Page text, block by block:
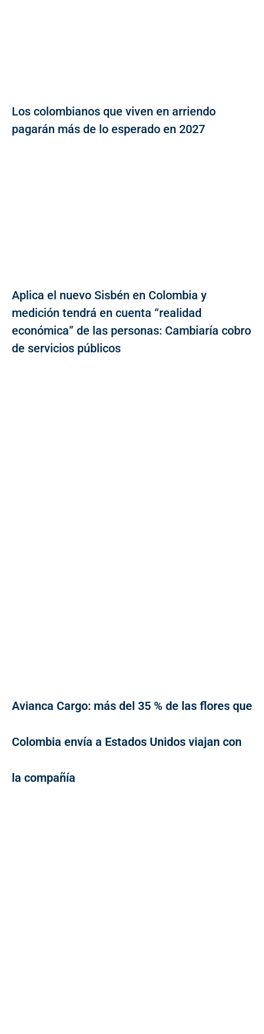
Los colombianos que viven en arriendo
pagarán más de lo esperado en 2027
Aplica el nuevo Sisbén en Colombia y
medición tendrá en cuenta “realidad
económica” de las personas: Cambiaría cobro
de servicios públicos
Avianca Cargo: más del 35 % de las flores que
Colombia envía a Estados Unidos viajan con
la compañía